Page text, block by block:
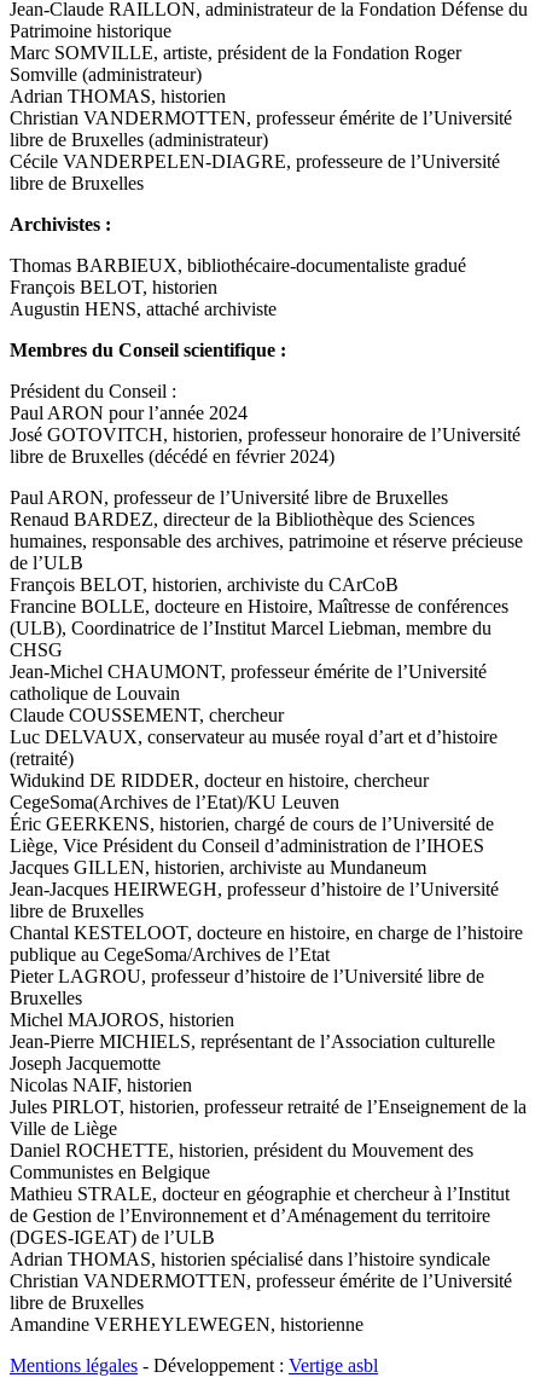
Jean-Claude RAILLON, administrateur de la Fondation Défense du
Patrimoine historique
Marc SOMVILLE, artiste, président de la Fondation Roger
Somville (administrateur)
Adrian THOMAS, historien
Christian VANDERMOTTEN, professeur émérite de l’Université
libre de Bruxelles (administrateur)
Cécile VANDERPELEN-DIAGRE, professeure de l’Université
libre de Bruxelles
Archivistes :
Thomas BARBIEUX, bibliothécaire-documentaliste gradué
François BELOT, historien
Augustin HENS, attaché archiviste
Membres du Conseil scientifique :
Président du Conseil :
Paul ARON pour l’année 2024
José GOTOVITCH, historien, professeur honoraire de l’Université
libre de Bruxelles (décédé en février 2024)
Paul ARON, professeur de l’Université libre de Bruxelles
Renaud BARDEZ, directeur de la Bibliothèque des Sciences
humaines, responsable des archives, patrimoine et réserve précieuse
de l’ULB
François BELOT, historien, archiviste du CArCoB
Francine BOLLE, docteure en Histoire, Maîtresse de conférences
(ULB), Coordinatrice de l’Institut Marcel Liebman, membre du
CHSG
Jean-Michel CHAUMONT, professeur émérite de l’Université
catholique de Louvain
Claude COUSSEMENT, chercheur
Luc DELVAUX, conservateur au musée royal d’art et d’histoire
(retraité)
Widukind DE RIDDER, docteur en histoire, chercheur
CegeSoma(Archives de l’Etat)/KU Leuven
Éric GEERKENS, historien, chargé de cours de l’Université de
Liège, Vice Président du Conseil d’administration de l’IHOES
Jacques GILLEN, historien, archiviste au Mundaneum
Jean-Jacques HEIRWEGH, professeur d’histoire de l’Université
libre de Bruxelles
Chantal KESTELOOT, docteure en histoire, en charge de l’histoire
publique au CegeSoma/Archives de l’Etat
Pieter LAGROU, professeur d’histoire de l’Université libre de
Bruxelles
Michel MAJOROS, historien
Jean-Pierre MICHIELS, représentant de l’Association culturelle
Joseph Jacquemotte
Nicolas NAIF, historien
Jules PIRLOT, historien, professeur retraité de l’Enseignement de la
Ville de Liège
Daniel ROCHETTE, historien, président du Mouvement des
Communistes en Belgique
Mathieu STRALE, docteur en géographie et chercheur à l’Institut
de Gestion de l’Environnement et d’Aménagement du territoire
(DGES-IGEAT) de l’ULB
Adrian THOMAS, historien spécialisé dans l’histoire syndicale
Christian VANDERMOTTEN, professeur émérite de l’Université
libre de Bruxelles
Amandine VERHEYLEWEGEN, historienne
Mentions légales - Développement : Vertige asbl